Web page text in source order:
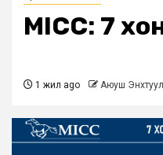
MICC: 7
1 жил ago Аюуш Энхтуул